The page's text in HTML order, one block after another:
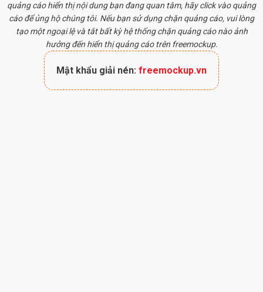
quảng cáo hiển thị nội dung bạn đang quan tâm, hãy click vào quảng
cáo để ủng hộ chúng tôi. Nếu bạn sử dụng chặn quảng cáo, vui lòng
tạo một ngoại lệ và tắt bất kỳ hệ thống chặn quảng cáo nào ảnh
hưởng đến hiển thị quảng cáo trên freemockup.
Mật khẩu giải nén: freemockup.vn